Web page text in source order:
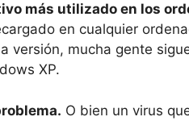
más utilizado en los
en cualquier
versión, mucha gente
XP.
O bien un virus